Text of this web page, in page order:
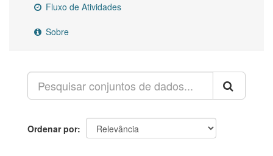
Fluxo de Atividades
Sobre
Ordenar por